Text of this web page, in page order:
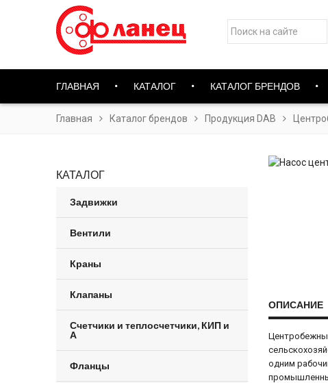
ГЛАВНАЯ КАТАЛОГ КАТАЛОГ БРЕНДОВ
Главная Каталог брендов Продукция DAB
КАТАЛОГ
Задвижки
Вентили
Краны
Клапаны
Счетчики и теплосчетчики, КИП и
А
Фланцы
ОПИСАНИЕ
одним